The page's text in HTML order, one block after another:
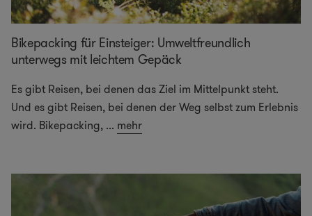
Bikepacking für Einsteiger: Umweltfreundlich
unterwegs mit leichtem Gepäck
Es gibt Reisen, bei denen das Ziel im Mittelpunkt steht.
Und es gibt Reisen, bei denen der Weg selbst zum Erlebnis
wird. Bikepacking, ... mehr